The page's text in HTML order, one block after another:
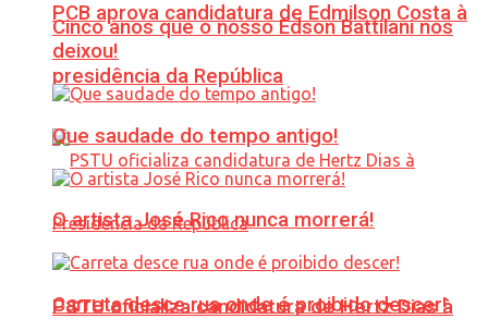
PCB aprova candidatura de Edmilson Costa à
presidência da República
PSTU oficializa candidatura de Hertz Dias à
Cinco anos que o nosso Edson Battilani nos
deixou!
Que saudade do tempo antigo!
O artista José Rico nunca morrerá!
Carreta desce rua onde é proibido descer!